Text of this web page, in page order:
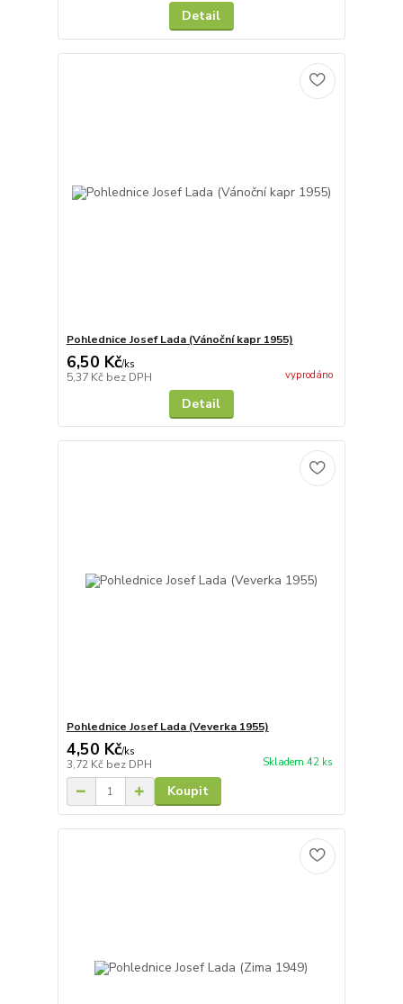
Detail
Pohlednice Josef Lada (Vánoční kapr 1955)
6,50 Kč/ks
5,37 Kč bez DPH vyprodáno
Detail
Pohlednice Josef Lada (Veverka 1955)
4,50 Kč/ks
3,72 Kč bez DPH Skladem 42 ks
Koupit